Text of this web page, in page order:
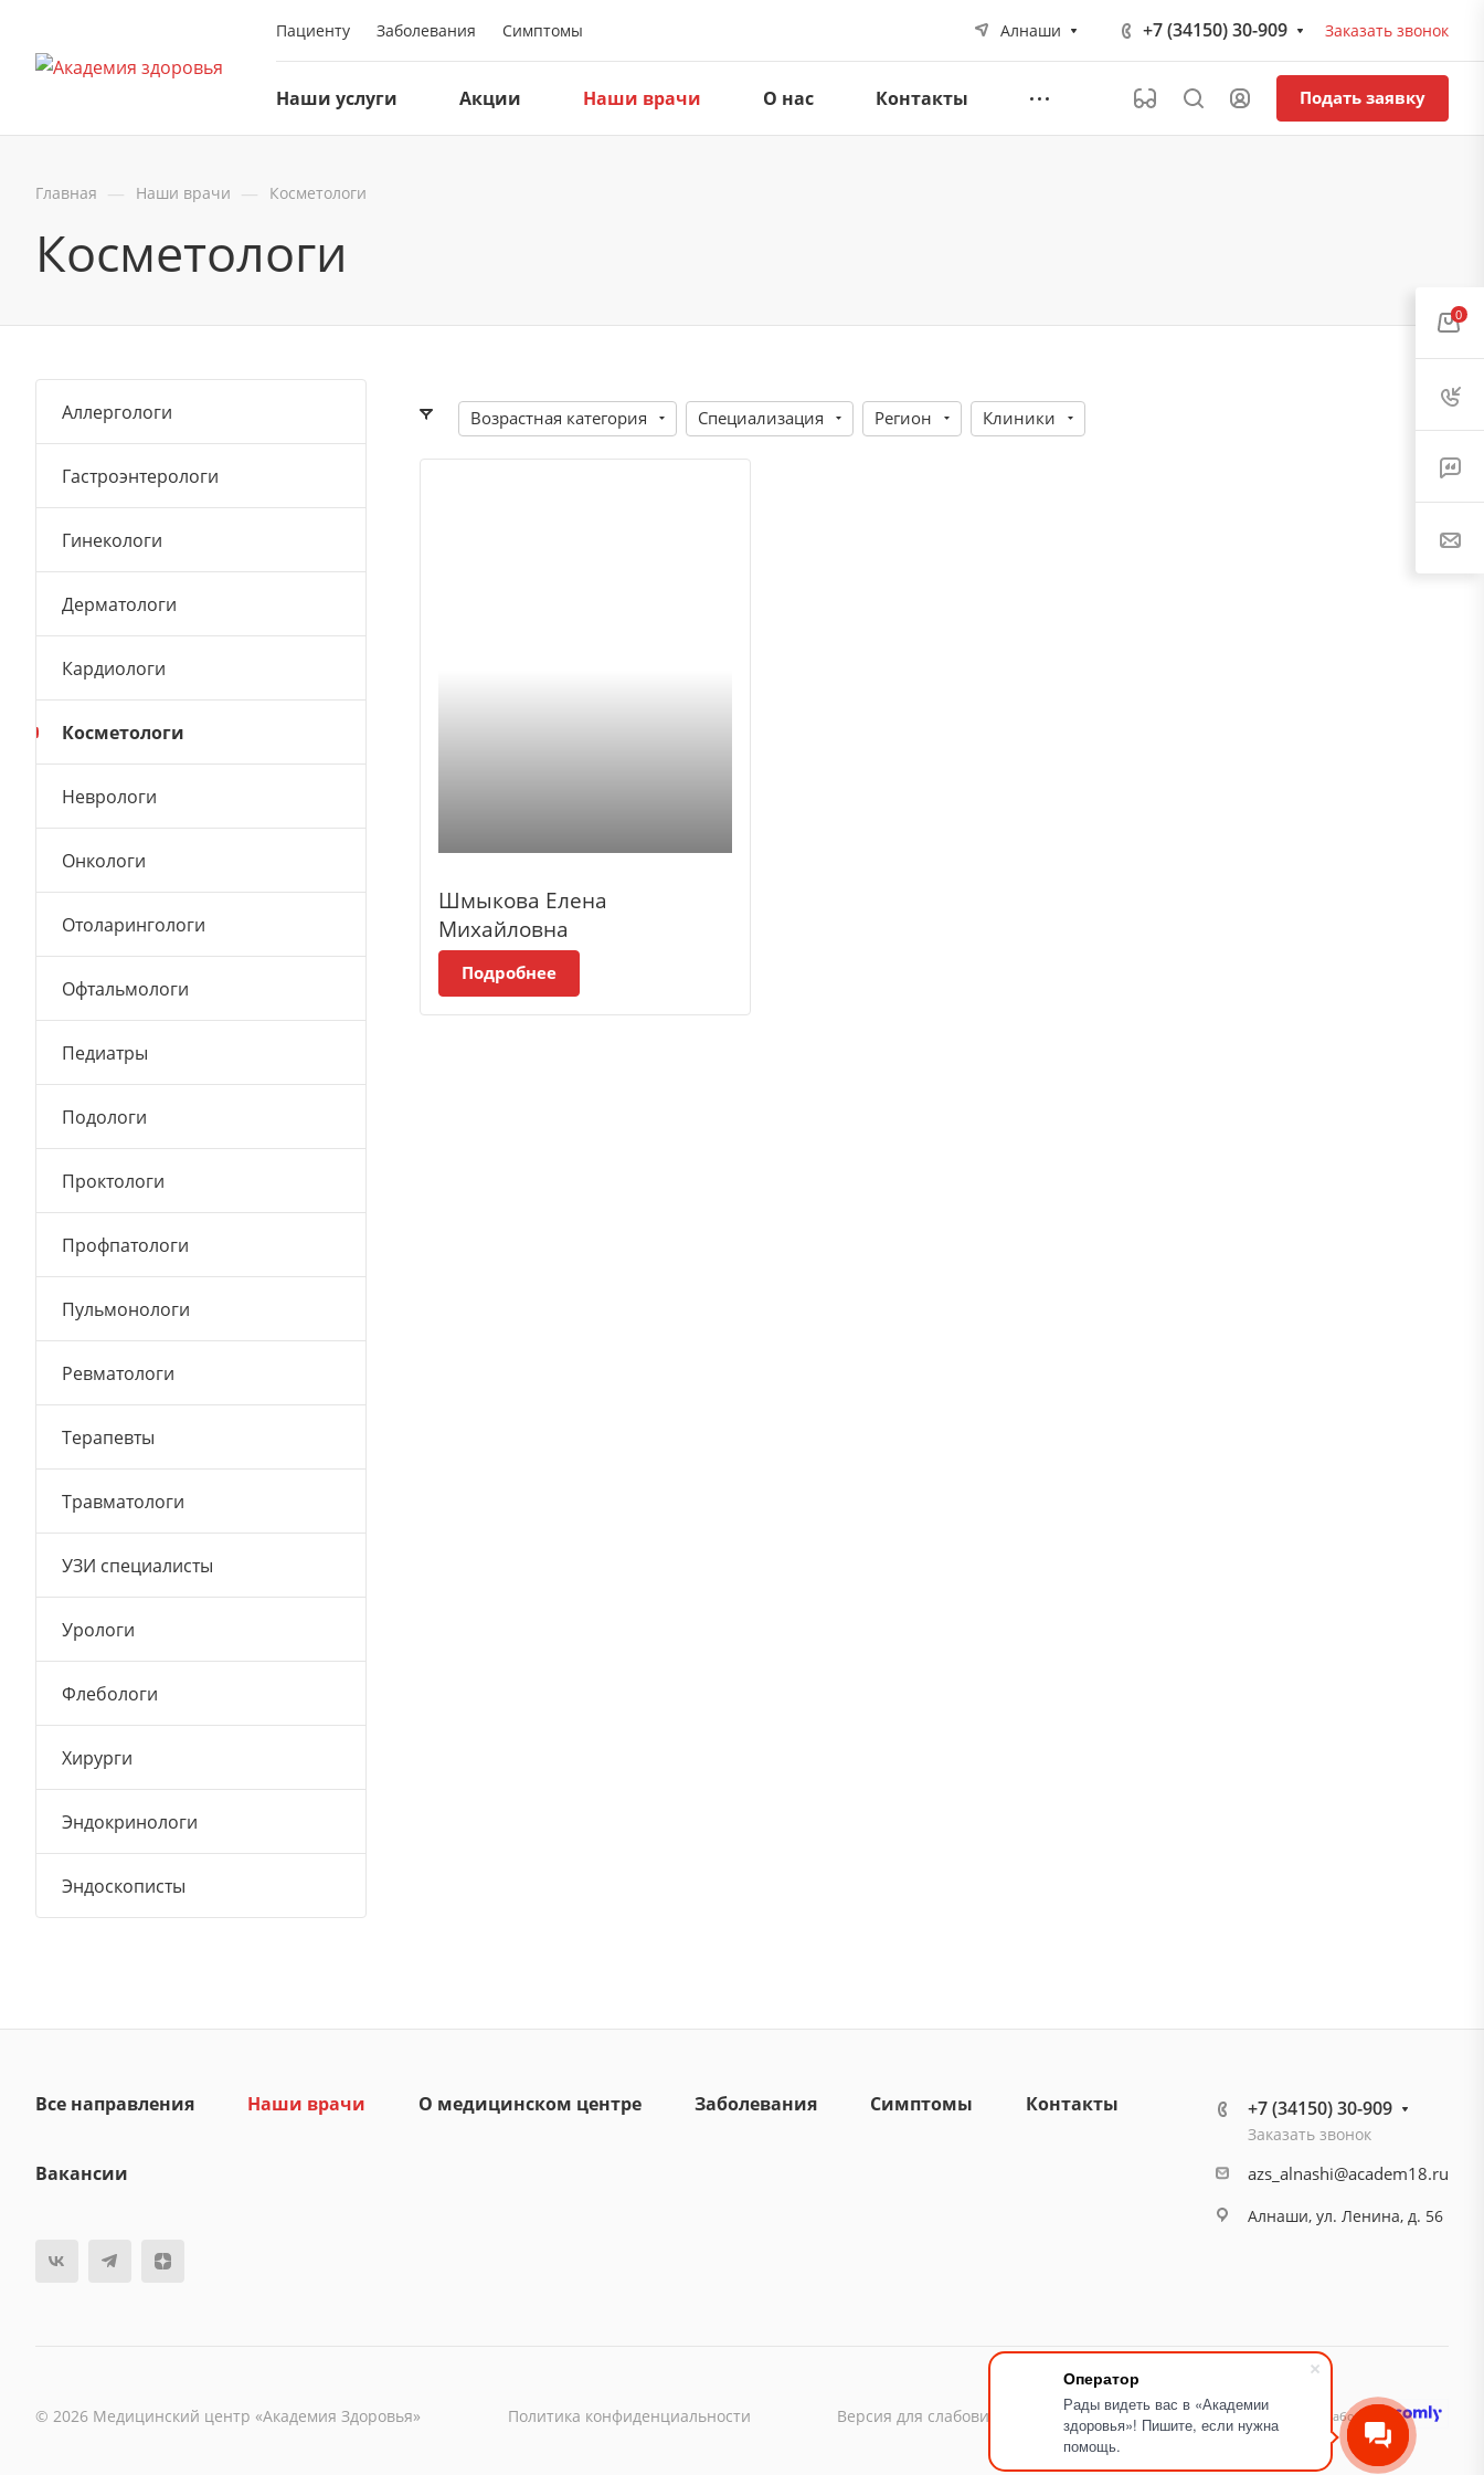
Оператор
Рады видеть вас в «Академии
здоровья»! Пишите, если нужна
помощь.
Пациенту Заболевания Симптомы Алнаши +7 (34150) 30-909 Заказать звонок
Наши услуги Акции Наши врачи О нас Контакты Подать заявку
Главная — Наши врачи — Косметологи
Косметологи
Возрастная категория Специализация Регион Клиники
Шмыкова Елена
Михайловна
Подробнее
Аллергологи
Гастроэнтерологи
Гинекологи
Дерматологи
Кардиологи
Косметологи
Неврологи
Онкологи
Отоларингологи
Офтальмологи
Педиатры
Подологи
Проктологи
Профпатологи
Пульмонологи
Ревматологи
Терапевты
Травматологи
УЗИ специалисты
Урологи
Флебологи
Хирурги
Эндокринологи
Эндоскописты
Все направления Наши врачи О медицинском центре Заболевания Симптомы Контакты
Вакансии
+7 (34150) 30-909
Заказать звонок
azs_alnashi@academ18.ru
Алнаши, ул. Ленина, д. 56
© 2026 Медицинский центр «Академия Здоровья» Политика конфиденциальности Версия для слабовидящих Карта сайта Разработано
0